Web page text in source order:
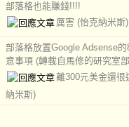
部落格也能賺錢!!!!
厲害 (怡克納米斯)
部落格放置Google Adsense的
意事項 (轉載自馬修的研究室
離300元美金還
納米斯)